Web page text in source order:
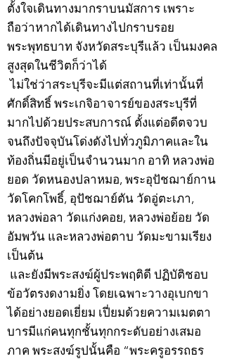
ตั้งใจเดินทางมากราบนมัสการ เพราะ
ถือว่าหากได้เดินทางไปกราบรอย
พระพุทธบาท จังหวัดสระบุรีแล้ว เป็นมงคล
สูงสุดในชีวิตก็ว่าได้
ไม่ใช่ว่าสระบุรีจะมีแต่สถานที่เท่านั้นที่
ศักดิ์สิทธิ์ พระเกจิอาจารย์ของสระบุรีที่
มากไปด้วยประสบการณ์ ตั้งแต่อดีตจวบ
จนถึงปัจจุบันโด่งดังไปทั่วภูมิภาคและใน
ท้องถิ่นมีอยู่เป็นจำนวนมาก อาทิ หลวงพ่อ
ยอด วัดหนองปลาหมอ, พระอุปัชฌาย์กาน
วัดโคกโพธิ์, อุปัชฌาย์ตัน วัดอู่ตะเภา,
หลวงพ่อลา วัดแก่งคอย, หลวงพ่อย้อย วัด
อัมพวัน และหลวงพ่อตาบ วัดมะขามเรียง
เป็นต้น
และยังมีพระสงฆ์ผู้ประพฤติดี ปฏิบัติชอบ
ข้อวัตรงดงามยิ่ง โดยเฉพาะวางอุเบกขา
ได้อย่างยอดเยี่ยม เปี่ยมด้วยความเมตตา
บารมีแก่คนทุกชั้นทุกกระดับอย่างเสมอ
ภาค พระสงฆ์รูปนั้นคือ “พระครูอรรถธร